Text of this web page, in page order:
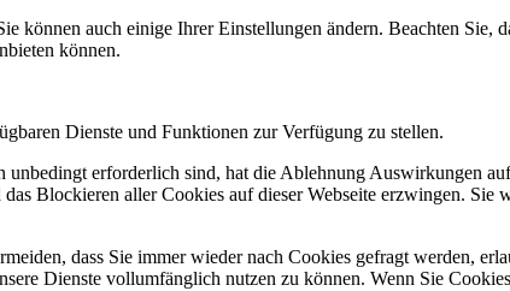
können auch einige Ihrer Einstellungen ändern. Beachten
können.
Dienste und Funktionen zur Verfügung zu stellen.
erforderlich sind, hat die Ablehnung Auswirkungen
Blockieren aller Cookies auf dieser Webseite erzwingen.
dass Sie immer wieder nach Cookies gefragt werden,
Dienste vollumfänglich nutzen zu können. Wenn Sie